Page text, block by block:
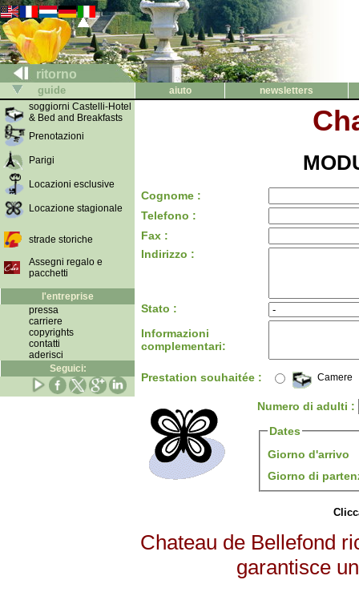
ritorno
guide aiuto
newsletters
soggiorni Castelli-Hotel
& Bed and Breakfasts
Prenotazioni
Parigi
Locazioni esclusive
Locazione stagionale
strade storiche
Assegni regalo e
pacchetti
l'entreprise
pressa
carriere
copyrights
contatti
aderisci
Seguici:
Cognome :
Telefono :
Fax :
Indirizzo :
Stato :
Informazioni
complementari:
Prestation souhaitée : Camere
Numero di adulti :
Dates
Giorno d'arrivo
Giorno di
Chateau de Bellefond
garantisce